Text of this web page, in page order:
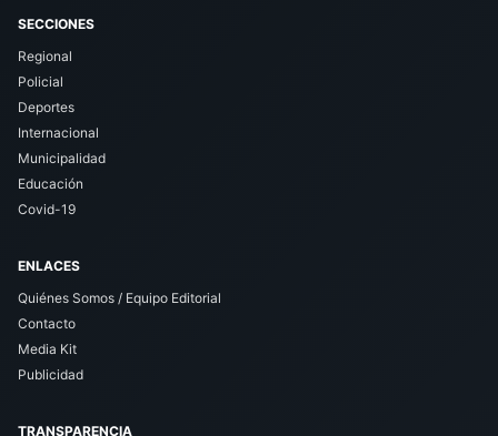
SECCIONES
Regional
Policial
Deportes
Internacional
Municipalidad
Educación
Covid-19
ENLACES
Quiénes Somos / Equipo Editorial
Contacto
Media Kit
Publicidad
TRANSPARENCIA